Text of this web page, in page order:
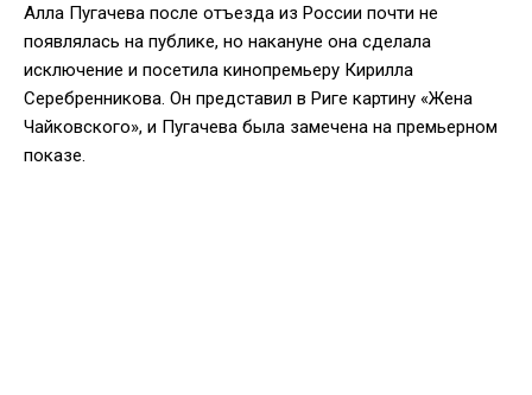
Алла Пугачева после отъезда из России почти не
появлялась на публике, но накануне она сделала
исключение и посетила кинопремьеру Кирилла
Серебренникова. Он представил в Риге картину «Жена
Чайковского», и Пугачева была замечена на премьерном
показе.